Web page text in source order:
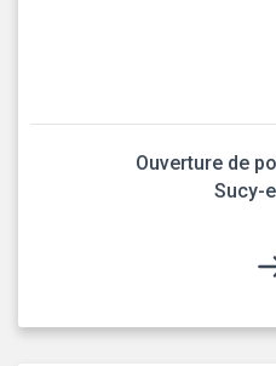
Ouverture de
Sucy-